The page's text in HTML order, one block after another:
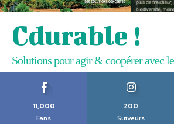
Cdurable !
Solutions pour agir & coopérer avec
11,000
Fans
200
Suiveurs